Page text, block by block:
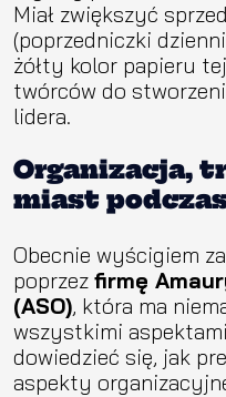
Miał zwiększyć
(poprzedniczki
żółty kolor papieru
twórców do
lidera.
Organizacja,
miast
Obecnie wyścigiem
poprzez firmę
(ASO), która ma
wszystkimi
dowiedzieć się, jak
aspekty